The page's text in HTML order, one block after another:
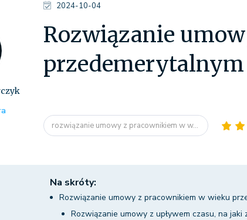
2024-10-04
Rozwiązanie
rozwiązanie umowy z pracownikiem w w...
Na skróty:
Rozwiązanie umowy z pracownikiem w wieku
Rozwiązanie umowy z upływem czasu, na jaki